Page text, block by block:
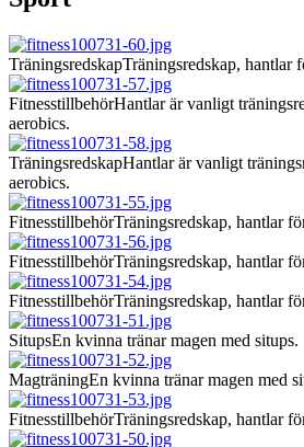
TräningsredskapTräningsredskap, hantlar
FitnesstillbehörHantlar är vanligt
aerobics.
TräningsredskapHantlar är vanligt
aerobics.
FitnesstillbehörTräningsredskap, hantlar
FitnesstillbehörTräningsredskap, hantlar
FitnesstillbehörTräningsredskap, hantlar
SitupsEn kvinna tränar magen med situps.
MagträningEn kvinna tränar magen med
FitnesstillbehörTräningsredskap, hantlar